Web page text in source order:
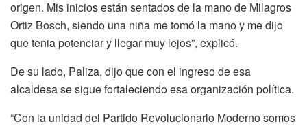
origen. Mis inicios están sentados de la mano de Milagros
Ortiz Bosch, siendo una niña me tomó la mano y me dijo
que tenia potenciar y llegar muy lejos”, explicó.
De su lado, Paliza, dijo que con el ingreso de esa
alcaldesa se sigue fortaleciendo esa organización política.
“Con la unidad del Partido Revolucionarlo Moderno somos